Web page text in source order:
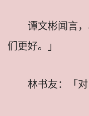
谭文彬闻言
们更好。」
林书友：「对